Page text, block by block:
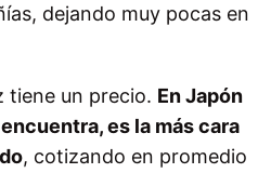
dejando muy pocas en
tiene un precio. En Japón
es la más cara
, cotizando en promedio